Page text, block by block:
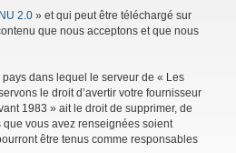
2.0 » et qui peut être téléchargé sur
que nous acceptons et que nous
dans lequel le serveur de « Les
le droit d’avertir votre fournisseur
1983 » ait le droit de supprimer, de
que vous avez renseignées soient
être tenus comme responsables